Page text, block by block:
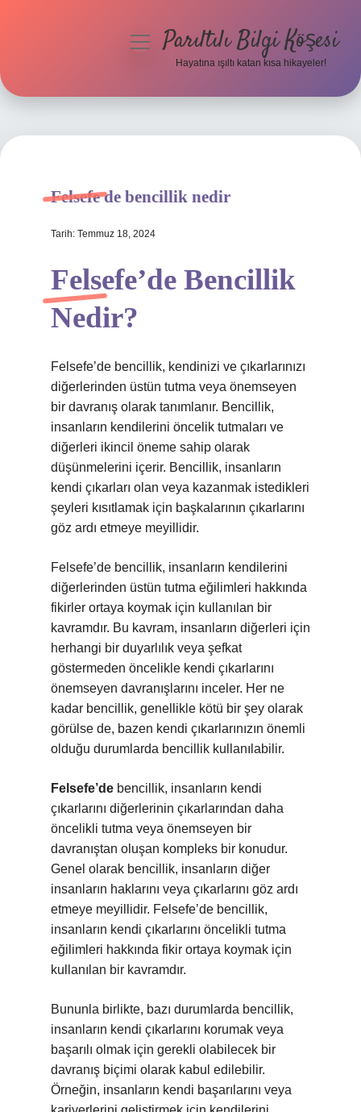
Hakkımızda
menüyüParıltılı Bilgi Köşesi
Hayatına ışıltı katan kısa hikayeler!
Felsefe de bencillik nedir
Tarih: Temmuz 18, 2024
Felsefe’de Bencillik
Nedir?
Felsefe’de bencillik, kendinizi ve çıkarlarınızı
diğerlerinden üstün tutma veya önemseyen
bir davranış olarak tanımlanır. Bencillik,
insanların kendilerini öncelik tutmaları ve
diğerleri ikincil öneme sahip olarak
düşünmelerini içerir. Bencillik, insanların
kendi çıkarları olan veya kazanmak istedikleri
şeyleri kısıtlamak için başkalarının çıkarlarını
göz ardı etmeye meyillidir.
Felsefe’de bencillik, insanların kendilerini
diğerlerinden üstün tutma eğilimleri hakkında
fikirler ortaya koymak için kullanılan bir
kavramdır. Bu kavram, insanların diğerleri için
herhangi bir duyarlılık veya şefkat
göstermeden öncelikle kendi çıkarlarını
önemseyen davranışlarını inceler. Her ne
kadar bencillik, genellikle kötü bir şey olarak
görülse de, bazen kendi çıkarlarınızın önemli
olduğu durumlarda bencillik kullanılabilir.
Felsefe’de bencillik, insanların kendi
çıkarlarını diğerlerinin çıkarlarından daha
öncelikli tutma veya önemseyen bir
davranıştan oluşan kompleks bir konudur.
Genel olarak bencillik, insanların diğer
insanların haklarını veya çıkarlarını göz ardı
etmeye meyillidir. Felsefe’de bencillik,
insanların kendi çıkarlarını öncelikli tutma
eğilimleri hakkında fikir ortaya koymak için
kullanılan bir kavramdır.
Bununla birlikte, bazı durumlarda bencillik,
insanların kendi çıkarlarını korumak veya
başarılı olmak için gerekli olabilecek bir
davranış biçimi olarak kabul edilebilir.
Örneğin, insanların kendi başarılarını veya